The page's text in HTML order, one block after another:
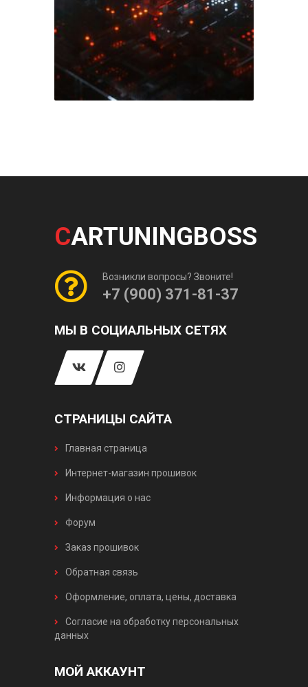
CARTUNINGBOSS
Возникли вопросы? Звоните!
+7 (900) 371-81-37
МЫ В СОЦИАЛЬНЫХ СЕТЯХ
СТРАНИЦЫ САЙТА
Главная страница
Интернет-магазин прошивок
Информация о нас
Форум
Заказ прошивок
Обратная связь
Оформление, оплата, цены, доставка
Согласие на обработку персональных
данных
МОЙ АККАУНТ